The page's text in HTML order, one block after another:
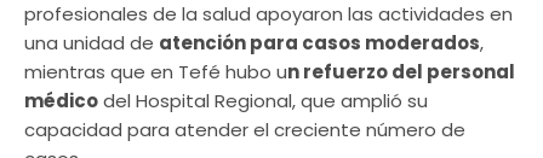
profesionales de la salud apoyaron las actividades en
una unidad de atención para casos moderados,
mientras que en Tefé hubo un refuerzo del personal
médicodel Hospital Regional, que amplió su
capacidad para atender el creciente número de